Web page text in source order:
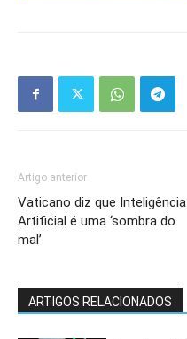
Artigo anterior
Vaticano diz que Inteligência
Artificial é uma ‘sombra do
mal’
ARTIGOS RELACIONADOS